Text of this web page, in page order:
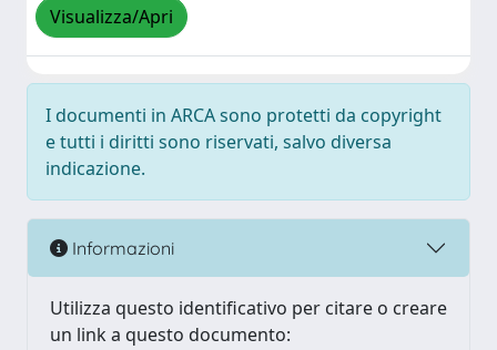
Visualizza/Apri
I documenti in ARCA sono protetti da copyright
e tutti i diritti sono riservati, salvo diversa
indicazione.
Informazioni
Utilizza questo identificativo per citare o creare
un link a questo documento: